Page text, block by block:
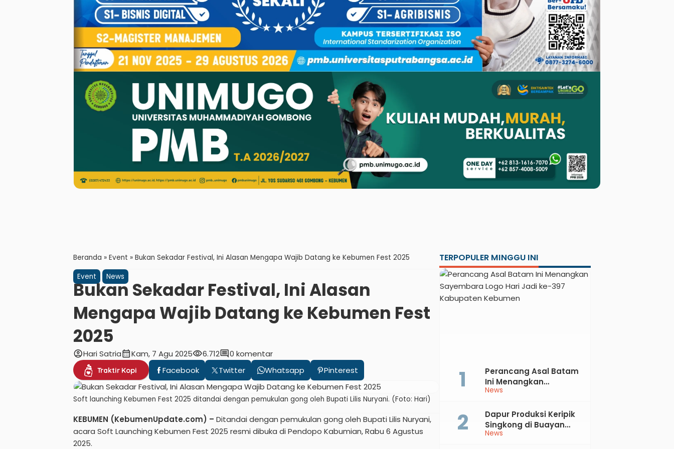
Beranda » Event » Bukan Sekadar Festival, Ini Alasan Mengapa Wajib Datang ke Kebumen Fest 2025
Event
News
Bukan Sekadar Festival, Ini Alasan
Mengapa Wajib Datang ke Kebumen Fest
2025
account_circleHari Satriacalendar_monthKam, 7 Agu 2025visibility6.712comment0 komentar
Traktir Kopi Facebook Twitter Whatsapp Pinterest
Soft launching Kebumen Fest 2025 ditandai dengan pemukulan gong oleh Bupati Lilis Nuryani. (Foto: Hari)
KEBUMEN (KebumenUpdate.com) – Ditandai dengan pemukulan gong oleh Bupati Lilis Nuryani,
acara Soft Launching Kebumen Fest 2025 resmi dibuka di Pendopo Kabumian, Rabu 6 Agustus
2025.
TERPOPULER MINGGU INI
News
Perancang Asal Batam
Ini Menangkan
Sayembara Logo Hari
Kebumen
News
Dapur Produksi Keripik
Singkong di Buayan
Terbakar, Kerugian